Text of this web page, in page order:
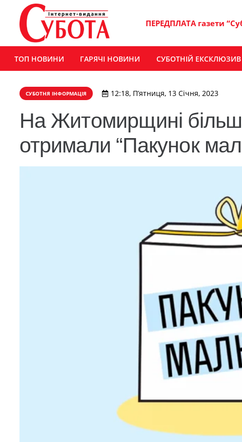
ПЕРЕДПЛАТА газети
ТОП НОВИНИ ГАРЯЧІ НОВИНИ СУБОТНІЙ ЕКСКЛЮЗИВ
СУБОТНЯ ІНФОРМАЦІЯ 12:18, П’ятниця, 13 Січня, 2023
На Житомирщині
отримали “Пакунок